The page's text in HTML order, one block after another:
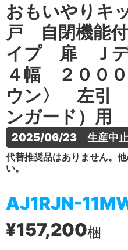
おもいやりキ
戸 自閉機能
イプ 扉 Ｊデ
４幅 ２００
ウン〉 左引
ンガード）用
2025/06/23　生産中
代替推奨品はありません。
い。
AJ1RJN-
¥157,200梱